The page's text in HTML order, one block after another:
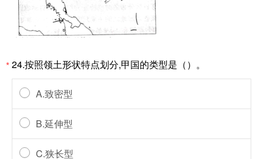
*24.按照领土形状特点划分,甲国的类型是（）。
A.致密型
B.延伸型
C.狭长型